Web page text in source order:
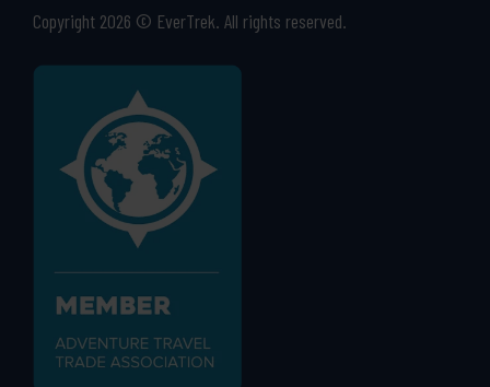
Copyright 2026 © EverTrek. All rights reserved.